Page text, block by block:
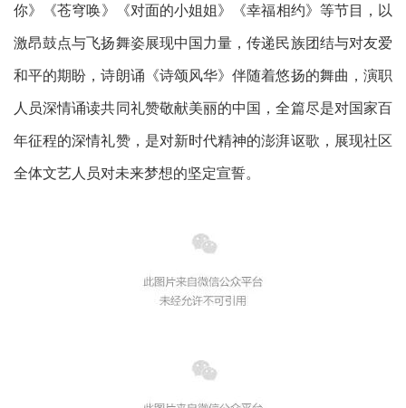
你》《苍穹唤》《对面的小姐姐》 《幸福相约》 等节目，以
激昂鼓点与飞扬舞姿展现中国力量，传递民族团结与对友爱
和平的期盼 ，诗朗诵《诗颂风华》伴随着悠扬的舞曲，演职
人员深情诵读共同礼赞敬献美丽的中国 ，全篇尽是对国家百
年征程的深情礼赞，是对新时代精神的澎湃讴歌，展现社区
全体文艺人员对未来梦想的坚定宣誓。